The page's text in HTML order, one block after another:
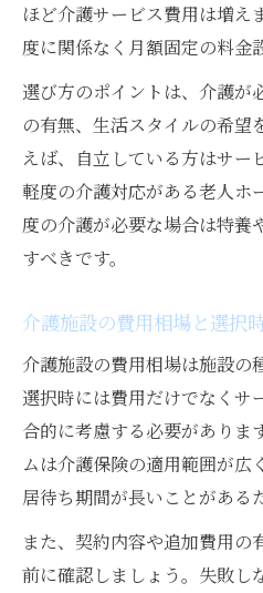
ほど介護サービス費用は増え
度に関係なく月額固定の料金
選び方のポイントは、介護が
の有無、生活スタイルの希望
えば、自立している方はサー
軽度の介護対応がある老人ホ
度の介護が必要な場合は特養
すべきです。
介護施設の費用相場と選択
介護施設の費用相場は施設の
選択時には費用だけでなくサ
合的に考慮する必要がありま
ムは介護保険の適用範囲が広
居待ち期間が長いことがある
また、契約内容や追加費用の
前に確認しましょう。失敗し